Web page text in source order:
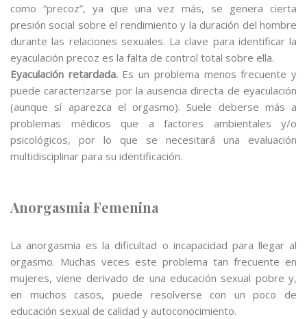
como “precoz”, ya que una vez más, se genera cierta
presión social sobre el rendimiento y la duración del hombre
durante las relaciones sexuales. La clave para identificar la
eyaculación precoz es la falta de control total sobre ella.
Eyaculación retardada.Es un problema menos frecuente y
puede caracterizarse por la ausencia directa de eyaculación
(aunque sí aparezca el orgasmo). Suele deberse más a
problemas médicos que a factores ambientales y/o
psicológicos, por lo que se necesitará una evaluación
multidisciplinar para su identificación.
Anorgasmia Femenina
La anorgasmia es la dificultad o incapacidad para llegar al
orgasmo. Muchas veces este problema tan frecuente en
mujeres, viene derivado de una educación sexual pobre y,
en muchos casos, puede resolverse con un poco de
educación sexual de calidad y autoconocimiento.